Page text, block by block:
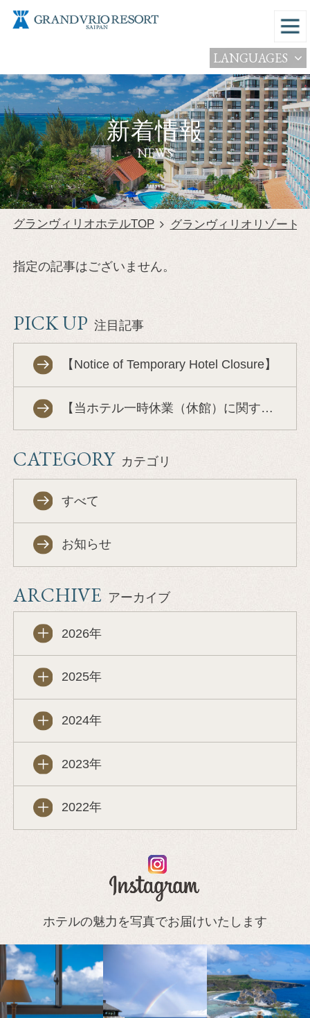
LANGUAGES
新着情報
NEWS
グランヴィリオホテルTOP グランヴィリオリゾート
指定の記事はございません。
PICK UP 注目記事
【Notice of Temporary Hotel Closure】
【当ホテル一時休業（休館）に関するお知らせ】
CATEGORY カテゴリ
すべて
お知らせ
ARCHIVE アーカイブ
2026年
2025年
2024年
2023年
2022年
ホテルの魅力を写真でお届けいたします